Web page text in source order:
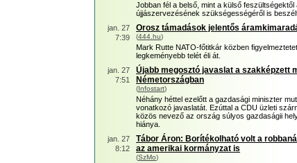
Jobban fél a belső, mint a külső
újjászervezésének szükségességéről is
jan. 27
7:39
Orosz támadások jelentős
(444.hu)
Mark Rutte NATO-főtitkár közben
legkeményebb telét éli át.
jan. 27
7:51
Újabb megosztó javaslat a szakképzett
Németországban
(Infostart)
Néhány héttel ezelőtt a gazdasági miniszter
vonatkozó javaslatát. Ezúttal a CDU üzleti
közös nevező az ország súlyos gazdaságii
hiánya.
jan. 27
8:12
Tábor Áron: Borítékolható volt a
az amerikai kormányzat is
(SzMo)